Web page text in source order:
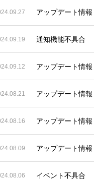
アップデート情報
通知機能不具合
アップデート情報
アップデート情報
アップデート情報
アップデート情報
イベント不具合